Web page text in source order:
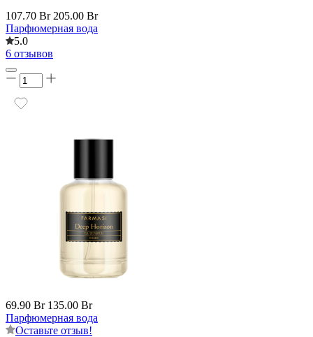
107.70 Br 205.00 Br
Парфюмерная вода
5.0
6 отзывов
69.90 Br 135.00 Br
Парфюмерная вода
Оставьте отзыв!